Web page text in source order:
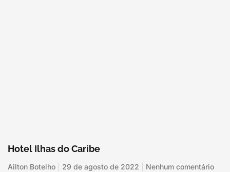
Hotel Ilhas do Caribe
Ailton Botelho 29 de agosto de 2022 Nenhum comentário